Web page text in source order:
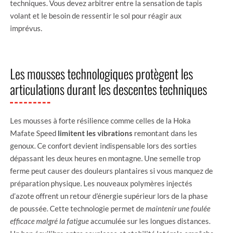
techniques. Vous devez arbitrer entre la sensation de tapis
volant et le besoin de ressentir le sol pour réagir aux
imprévus.
Les mousses technologiques protègent les
articulations durant les descentes techniques
Les mousses à forte résilience comme celles de la Hoka
Mafate Speed limitent les vibrations remontant dans les
genoux. Ce confort devient indispensable lors des sorties
dépassant les deux heures en montagne. Une semelle trop
ferme peut causer des douleurs plantaires si vous manquez de
préparation physique. Les nouveaux polymères injectés
d’azote offrent un retour d’énergie supérieur lors de la phase
de poussée. Cette technologie permet demaintenir une foulée
efficace malgré la fatigueaccumulée sur les longues distances.